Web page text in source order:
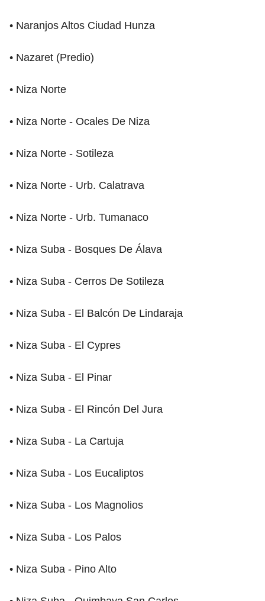
• Naranjos Altos Ciudad Hunza
• Nazaret (Predio)
• Niza Norte
• Niza Norte - Ocales De Niza
• Niza Norte - Sotileza
• Niza Norte - Urb. Calatrava
• Niza Norte - Urb. Tumanaco
• Niza Suba - Bosques De Álava
• Niza Suba - Cerros De Sotileza
• Niza Suba - El Balcón De Lindaraja
• Niza Suba - El Cypres
• Niza Suba - El Pinar
• Niza Suba - El Rincón Del Jura
• Niza Suba - La Cartuja
• Niza Suba - Los Eucaliptos
• Niza Suba - Los Magnolios
• Niza Suba - Los Palos
• Niza Suba - Pino Alto